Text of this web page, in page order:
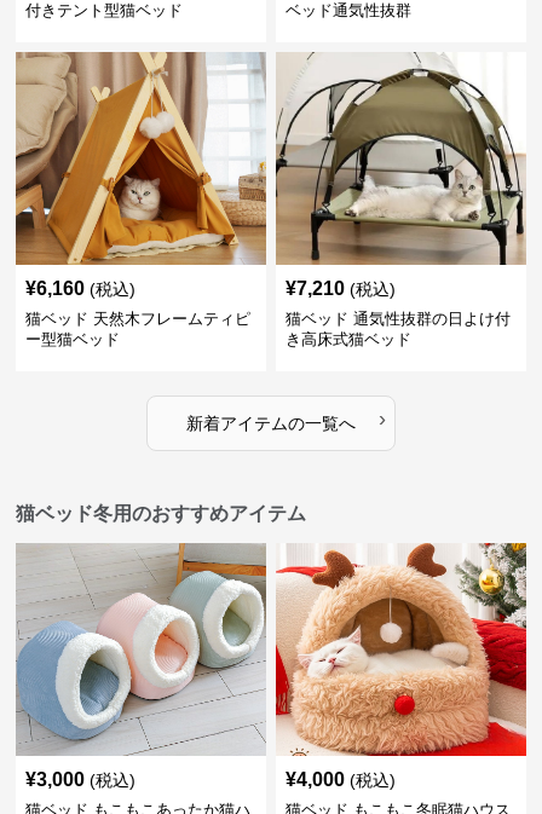
付きテント型猫ベッド
ベッド通気性抜群
¥6,160 (税込)
猫ベッド 天然木フレームティピ
ー型猫ベッド
¥7,210 (税込)
猫ベッド 通気性抜群の日よけ付
き高床式猫ベッド
新着アイテムの一覧へ ›
猫ベッド冬用のおすすめアイテム
¥3,000 (税込)
猫ベッド もこもこあったか猫ハ
¥4,000 (税込)
猫ベッド もこもこ冬眠猫ハウス